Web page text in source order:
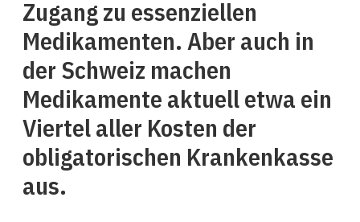
Zugang zu essenziellen
Medikamenten. Aber auch in
der Schweiz machen
Medikamente aktuell etwa ein
Viertel aller Kosten der
obligatorischen Krankenkasse
aus.